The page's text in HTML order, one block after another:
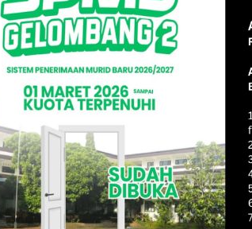
Aurel Yuvita A.
Pendek di
terus mengalir dari
Kepanjen. Ka…
Darah Juara!
Di OSN
1 KEPANJEN – Kabar membanggakan kembali datang
dari keluarga